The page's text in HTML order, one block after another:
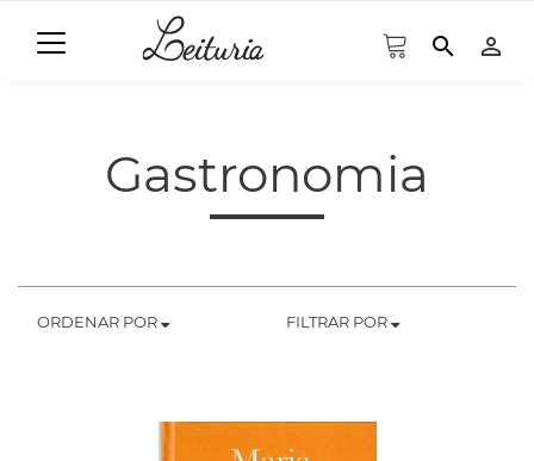
search person_outline
Gastronomia
ORDENAR POR FILTRAR POR